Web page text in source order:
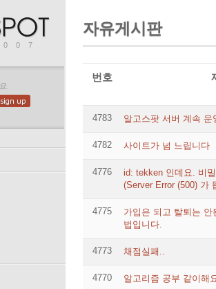
.
sign up
자유게시판
번호
4783 알고스팟 서버 계속 운
4782 사이트가 넘 느립니다
4776
id: tekken 인데요. 비
(Server Error (500) 가
4775
가입은 되고 탈퇴는 안
법입니다.
4773 채점실패..
4770 알고리즘 공부 같이해